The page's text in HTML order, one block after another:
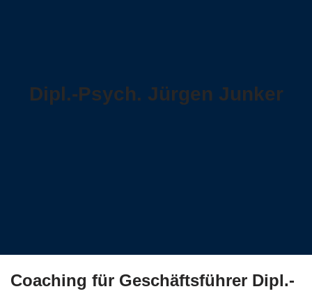
Dipl.-Psych. Jürgen Junker
Coaching für Geschäftsführer Dipl.-